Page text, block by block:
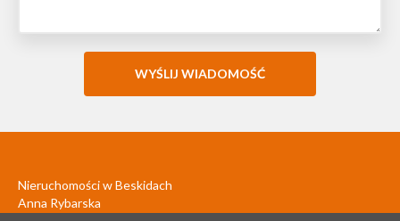
Nieruchomości w Beskidach
Anna Rybarska